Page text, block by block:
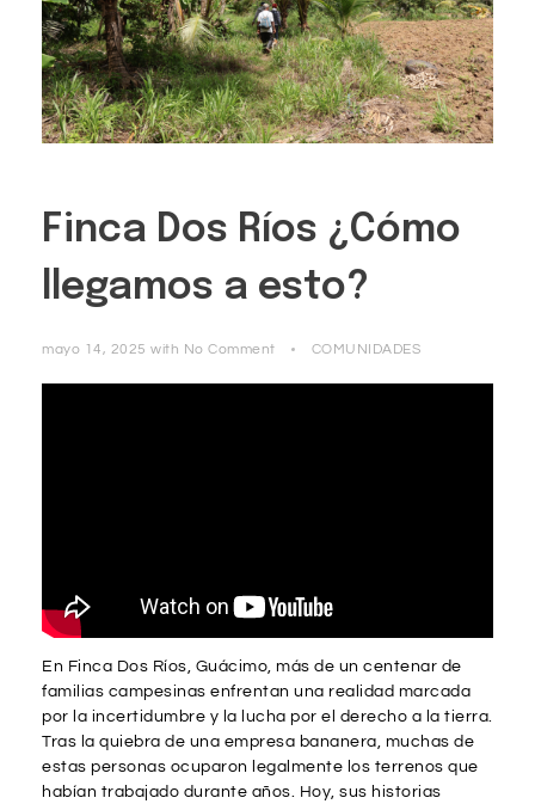
Finca Dos Ríos ¿Cómo
llegamos a esto?
mayo 14, 2025 with No Comment COMUNIDADES
En Finca Dos Ríos, Guácimo, más de un centenar de
familias campesinas enfrentan una realidad marcada
por la incertidumbre y la lucha por el derecho a la tierra.
Tras la quiebra de una empresa bananera, muchas de
estas personas ocuparon legalmente los terrenos que
habían trabajado durante años. Hoy, sus historias